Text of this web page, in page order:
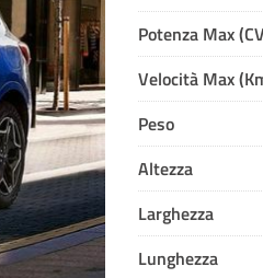
Potenza Max
Velocità Max
Peso
Altezza
Larghezza
Lunghezza